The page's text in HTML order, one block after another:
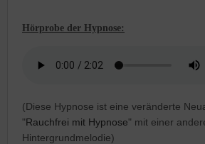
Hörprobe der Hypnose:
(Diese Hypnose ist eine veränderte
"Rauchfrei mit Hypnose" mit einer
Hintergrundmelodie)